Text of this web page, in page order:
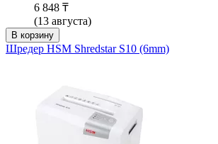
6 848 ₸
(13 августа)
В корзину
Шредер HSM Shredstar S10 (6mm)